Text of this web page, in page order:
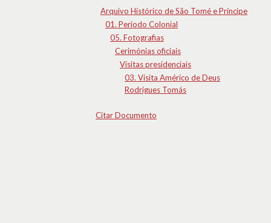
Arquivo Histórico de São Tomé e Príncipe
01. Período Colonial
05. Fotografias
Cerimónias oficiais
Visitas presidenciais
03. Visita Américo de Deus
Rodrigues Tomás
Citar Documento